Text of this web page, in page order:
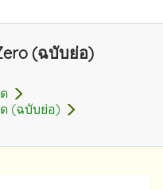
(ฉบับย่อ)
(ฉบับย่อ)